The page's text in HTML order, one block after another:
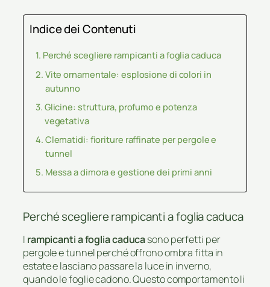
Indice dei Contenuti
Perché scegliere rampicanti a foglia caduca
Vite ornamentale: esplosione di colori in
autunno
Glicine: struttura, profumo e potenza
vegetativa
Clematidi: fioriture raffinate per pergole e
tunnel
Messa a dimora e gestione dei primi anni
Perché scegliere rampicanti a foglia caduca
I rampicanti a foglia caducasono perfetti per
pergole e tunnel perché offrono ombra fitta in
estate e lasciano passare la luce in inverno,
quando le foglie cadono. Questo comportamento li